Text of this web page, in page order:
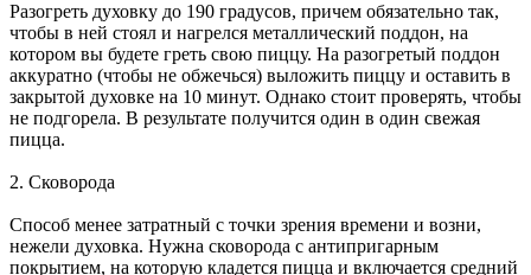
Разогреть духовку до 190 градусов, причем обязательно так,
чтобы в ней стоял и нагрелся металлический поддон, на
котором вы будете греть свою пиццу. На разогретый поддон
аккуратно (чтобы не обжечься) выложить пиццу и оставить в
закрытой духовке на 10 минут. Однако стоит проверять, чтобы
не подгорела. В результате получится один в один свежая
пицца.
2. Сковорода
Способ менее затратный с точки зрения времени и возни,
нежели духовка. Нужна сковорода с антипригарным
покрытием, на которую кладется пицца и включается средний